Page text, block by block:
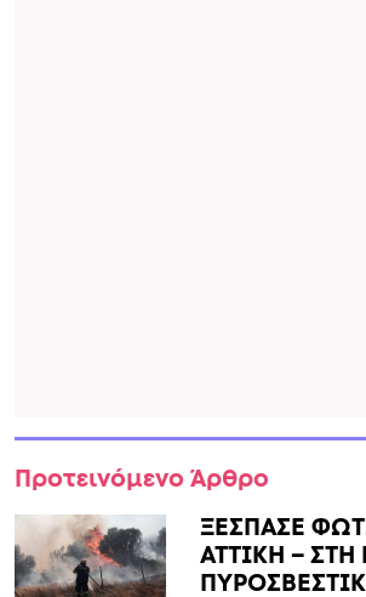
Προτεινόμενο Άρθρο
ΞΕΣΠΑΣΕ
ΑΤΤΙΚΗ –